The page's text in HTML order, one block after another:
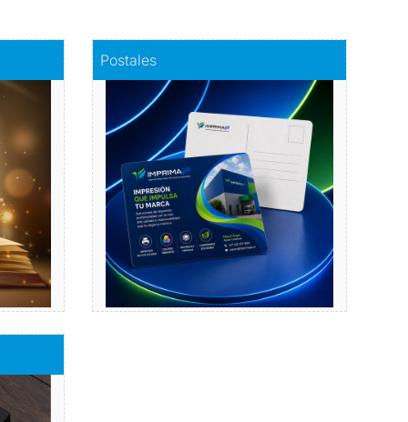
Postales
Dale vida a tus emociones
con nuestras postales.
Comprar
Comprar
de